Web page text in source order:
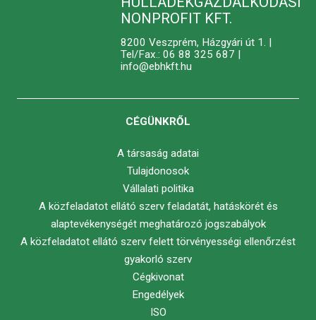
NONPROFIT KFT.
8200 Veszprém, Házgyári út 1. |
Tel/Fax.: 06 88 325 687 |
info@ebhkft.hu
CÉGÜNKRŐL
A társaság adatai
Tulajdonosok
Vállalati politika
A közfeladatot ellátó szerv feladatát, hatáskörét és
alaptevékenységét meghatározó jogszabályok
A közfeladatot ellátó szerv felett törvényességi ellenőrzést
gyakorló szerv
Cégkivonat
Engedélyek
ISO